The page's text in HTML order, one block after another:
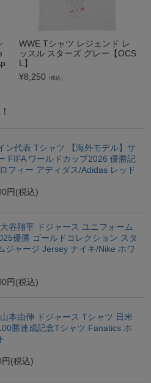
WWE Tシャツ レジェンド レ
ッスル スターズ グレー【OCS
L】
¥8,250 （税込）
ン代表 Tシャツ 【海外モデル】サ
FIFA ワールドカップ2026 優勝記
フィー アディダス/Adidas レッド
円 (税込)
谷翔平 ドジャース ユニフォーム
優勝 ゴールドコレクション スタ
ジャージ Jersey ナイキ/Nike ホワ
円 (税込)
本由伸 ドジャース Tシャツ 日米
勝達成記念Tシャツ Fanatics ホ
(税込)